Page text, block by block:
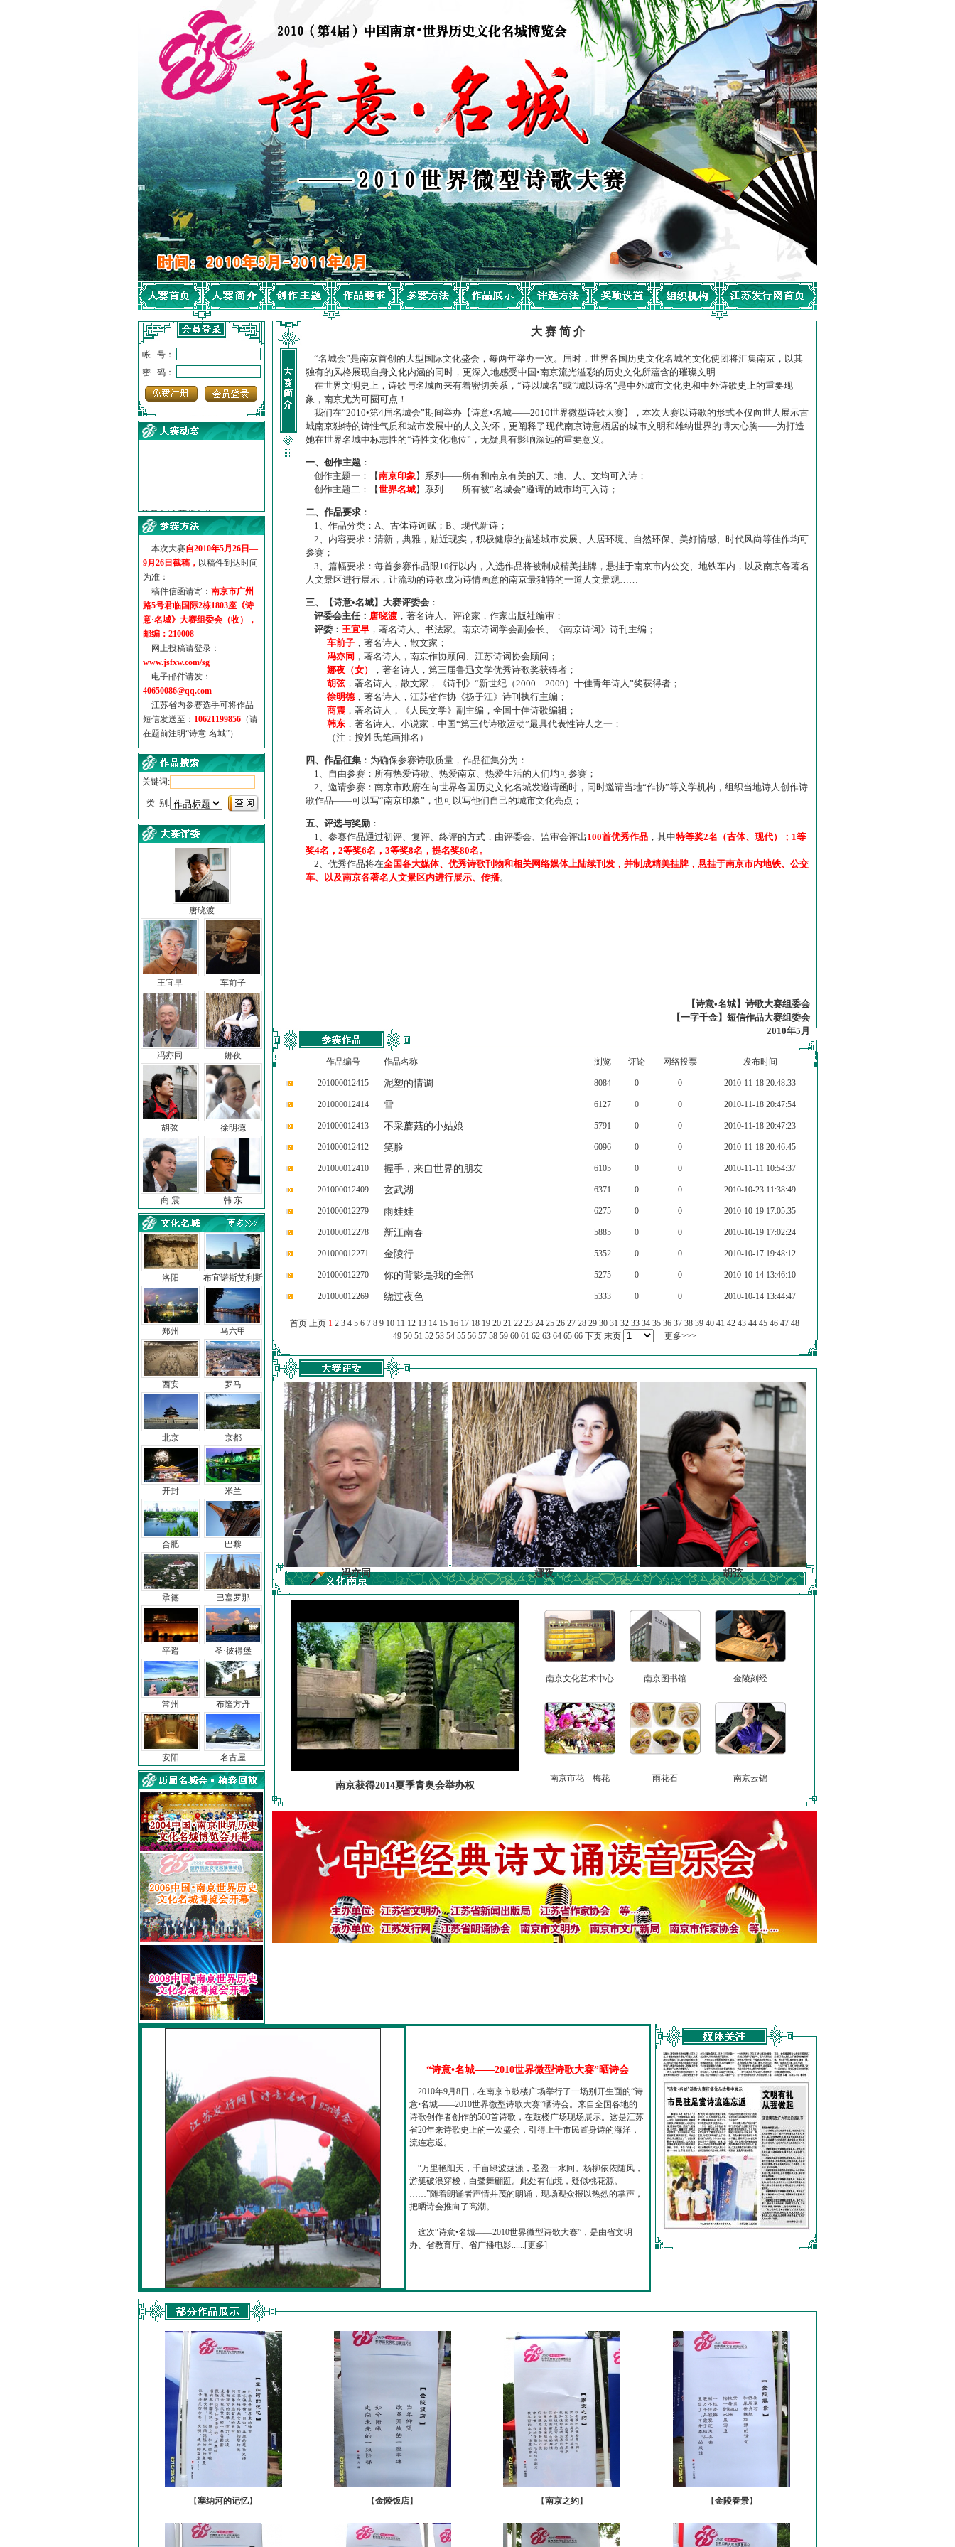
帐 号：
密 码：
·诗意名城·地铁时间
·地铁完美呈现【诗意·名城...
参赛作品多达5000多首
“诗意·名城”晒诗会
特别通知--致广大诗词爱好...
本次大赛自2010年5月26日—
9月26日截稿， 以稿件到达时间
为准：
稿件信函请寄： 南京市广州
路5号君临国际2栋1803座《诗
意·名城》大赛组委会（收），
邮编：210008
网上投稿请登录：
www.jsfxw.com/sg
电子邮件请发：
40650086@qq.com
江苏省内参赛选手可将作品
短信发送至： 10621199856 （请
在题前注明“诗意·名城”）
关键词:
类 别:
唐晓渡
王宜早 车前子
冯亦同 娜夜
胡弦 徐明德
商 震 韩 东
洛阳
郑州
西安
北京
开封
合肥
承德
平遥
常州
安阳
布宜诺斯艾利斯
马六甲
罗马
京都
米兰
巴黎
巴塞罗那
圣·彼得堡
布隆方丹
名古屋
大 赛 简 介
“名城会”是南京首创的大型国际文化盛会，每两年举办一次。届时，世界各国历史文化名城的文化使团将汇集南京，以其
独有的风格展现自身文化内涵的同时，更深入地感受中国•南京流光溢彩的历史文化所蕴含的璀璨文明……
在世界文明史上，诗歌与名城向来有着密切关系，“诗以城名”或“城以诗名”是中外城市文化史和中外诗歌史上的重要现
象，南京尤为可圈可点！
我们在“2010•第4届名城会”期间举办【诗意•名城——2010世界微型诗歌大赛】，本次大赛以诗歌的形式不仅向世人展示古
城南京独特的诗性气质和城市发展中的人文关怀，更阐释了现代南京诗意栖居的城市文明和雄纳世界的博大心胸——为打造
她在世界名城中标志性的“诗性文化地位”，无疑具有影响深远的重要意义。
一、创作主题 ：
创作主题一：【南京印象】系列——所有和南京有关的天、地、人、文均可入诗；
创作主题二：【世界名城】系列——所有被“名城会”邀请的城市均可入诗；
二、作品要求 ：
1、作品分类：A、古体诗词赋；B、现代新诗；
2、内容要求：清新，典雅，贴近现实，积极健康的描述城市发展、人居环境、自然环保、美好情感、时代风尚等佳作均可
参赛；
3、篇幅要求：每首参赛作品限10行以内，入选作品将被制成精美挂牌，悬挂于南京市内公交、地铁车内，以及南京各著名
人文景区进行展示，让流动的诗歌成为诗情画意的南京最独特的一道人文景观……
三、【诗意•名城】大赛评委会 ：
评委会主任： 唐晓渡 ，著名诗人、评论家，作家出版社编审；
评委： 王宜早 ，著名诗人、书法家。南京诗词学会副会长、《南京诗词》诗刊主编；
车前子 ，著名诗人，散文家；
冯亦同 ，著名诗人，南京作协顾问、江苏诗词协会顾问；
娜夜（女）
，著名诗人，第三届鲁迅文学优秀诗歌奖获得者；
胡弦，著名诗人，散文家，《诗刊》“新世纪（2000—2009）十佳青年诗人”奖获得者；
徐明德，著名诗人，江苏省作协《扬子江》诗刊执行主编；
商震 ，著名诗人，《人民文学》副主编，全国十佳诗歌编辑；
韩东 ，著名诗人、小说家，中国“第三代诗歌运动”最具代表性诗人之一；
（注：按姓氏笔画排名）
四、作品征集 ：为确保参赛诗歌质量，作品征集分为：
1、自由参赛：所有热爱诗歌、热爱南京、热爱生活的人们均可参赛；
2、邀请参赛：南京市政府在向世界各国历史文化名城发邀请函时，同时邀请当地“作协”等文学机构，组织当地诗人创作诗
歌作品——可以写“南京印象”，也可以写他们自己的城市文化亮点；
五、评选与奖励 ：
1、参赛作品通过初评、复评、终评的方式，由评委会、监审会评出 100首优秀作品 ，其中特等奖2名（古体、现代）；1等
奖4名，2等奖6名，3等奖8名，提名奖80名。
2、优秀作品将在全国各大媒体、优秀诗歌刊物和相关网络媒体上陆续刊发，并制成精美挂牌，悬挂于南京市内地铁、公交
车、以及南京各著名人文景区内进行展示、传播。
【诗意•名城】诗歌大赛组委会
【一字千金】短信作品大赛组委会
2010年5月
作品编号 作品名称 浏览 评论 网络投票 发布时间
201000012415 泥塑的情调 8084 0 0 2010-11-18 20:48:33
201000012414 雪 6127 0 0 2010-11-18 20:47:54
201000012413 不采蘑菇的小姑娘 5791 0 0 2010-11-18 20:47:23
201000012412 笑脸 6096 0 0 2010-11-18 20:46:45
201000012410 握手，来自世界的朋友 6105 0 0 2010-11-11 10:54:37
201000012409 玄武湖 6371 0 0 2010-10-23 11:38:49
201000012279 雨娃娃 6275 0 0 2010-10-19 17:05:35
201000012278 新江南春 5885 0 0 2010-10-19 17:02:24
201000012271 金陵行 5352 0 0 2010-10-17 19:48:12
201000012270 你的背影是我的全部 5275 0 0 2010-10-14 13:46:10
201000012269 绕过夜色 5333 0 0 2010-10-14 13:44:47
首页 上页 1 2 3 4 5 6 7 8 9 10 11 12 13 14 15 16 17 18 19 20 21 22 23 24 25 26 27 28 29 30 31 32 33 34 35 36 37 38 39 40 41 42 43 44 45 46 47 48
49 50 51 52 53 54 55 56 57 58 59 60 61 62 63 64 65 66 下页 末页 更多>>>
冯亦同 娜夜 胡弦
南京文化艺术中心 南京图书馆 金陵刻经
南京市花—梅花 雨花石 南京云锦
南京获得2014夏季青奥会举办权
“诗意•名城——2010世界微型诗歌大赛”晒诗会
2010年9月8日，在南京市鼓楼广场举行了一场别开生面的“诗
意•名城——2010世界微型诗歌大赛”晒诗会。来自全国各地的
诗歌创作者创作的500首诗歌，在鼓楼广场现场展示。这是江苏
省20年来诗歌史上的一次盛会，引得上千市民置身诗的海洋，
流连忘返。
“万里艳阳天，千亩绿波荡漾，盈盈一水间。杨柳依依随风，
游艇破浪穿梭，白鹭舞翩跹。此处有仙境，疑似桃花源。
……”随着朗诵者声情并茂的朗诵，现场观众报以热烈的掌声，
把晒诗会推向了高潮。
这次“诗意•名城——2010世界微型诗歌大赛”，是由省文明
办、省教育厅、省广播电影......[更多]
【塞纳河的记忆】 【金陵饭店】 【南京之约】 【金陵春景】